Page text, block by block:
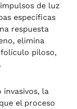
de luz
específicas
respuesta
elimina
piloso,
la
el proceso